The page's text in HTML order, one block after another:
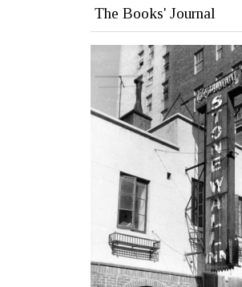
The Books' Journal